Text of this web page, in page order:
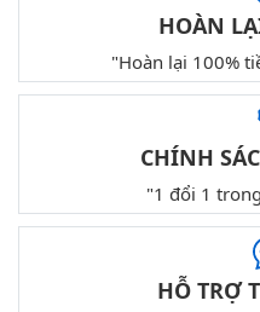
HOÀN
"Hoàn lại 100%
CHÍNH
"1 đổi 1
HỖ TRỢ